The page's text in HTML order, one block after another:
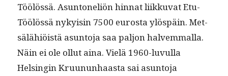
Töölössä. Asun­toneliön hin­nat liikku­vat Etu-
Töölössä nyky­isin 7500 eurosta ylöspäin. Met­
sälähiöistä asun­to­ja saa paljon halvem­mal­la.
Näin ei ole ollut aina. Vielä 1960-luvul­la
Helsin­gin Kru­u­nun­haas­ta sai asun­to­ja